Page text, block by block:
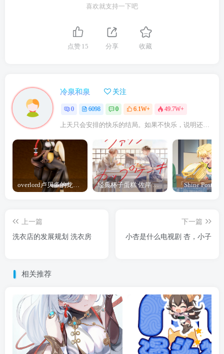
喜欢就支持一下吧
点赞 15 分享 收藏
冷泉和泉 关注
0 6098 0 6.1W+ 49.7W+
上天只会安排的快乐的结局。如果不快乐，说明还不是最后结局
overlord卢贝多的龙王谁厉害 「Overlord」露普斯蕾琪娜·贝塔手办开订 经典杯子蛋糕 佐岸 漫画「经典杯子蛋糕」宣布真人日剧化
上一篇
洗衣店的发展规划 洗衣房
下一篇
小杏是什么电视剧 杏，小子
相关推荐